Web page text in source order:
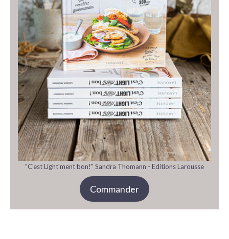
"C'est Light'ment bon!" Sandra Thomann - Editions Larousse
Commander